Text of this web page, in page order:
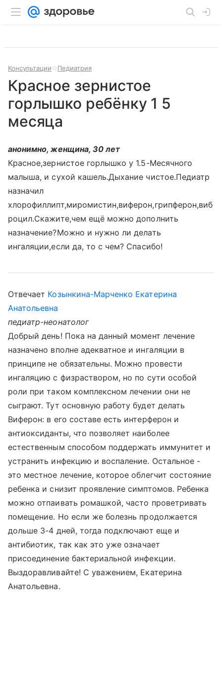
Консультации Педиатрия
Красное зернистое
горлышко ребёнку 1 5
месяца
анонимно, женщина, 30 лет
Красное,зернистое горлышко у 1.5-Месячного
малыша, и сухой кашель.Дыхание чистое.Педиатр
назначил
хлорофиллипт,миромистин,виферон,грипферон,виб
роцил.Скажите,чем ещё можно дополнить
назначение?Можно и нужно ли делать
ингаляции,если да, то с чем? Спасибо!
Отвечает Козынкина-Марченко Екатерина
Анатольевна
педиатр-неонатолог
Добрый день! Пока на данный момент лечение
назначено вполне адекватное и ингаляции в
принципе не обязательны. Можно провести
ингаляцию с физраствором, но по сути особой
роли при таком комплексном лечении они не
сыграют. Тут основную работу будет делать
Виферон: в его составе есть интерферон и
антиоксиданты, что позволяет наиболее
естественным способом поддержать иммунитет и
устранить инфекцию и воспаление. Остальное -
это местное лечение, которое облегчит состояние
ребенка и снизит проявление симптомов. Ребенка
можно отпаивать ромашкой, часто проветривать
помещение. Но если же болезнь продолжается
дольше 3-4 дней, тогда подключают еще и
антибиотик, так как это уже означает
присоединение бактериальной инфекции.
Выздоравливайте! С уважением, Екатерина
Анатольевна.